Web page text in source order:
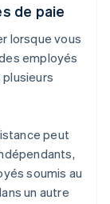
de paie
lorsque vous
employés
plusieurs
peut
soumis au
un autre